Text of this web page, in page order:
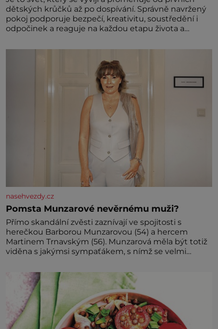
dětských krůčků až po dospívání. Správně navržený
pokoj podporuje bezpečí, kreativitu, soustředění i
odpočinek a reaguje na každou etapu života a
jednoduchost, měkkost a bezpečí, proto by pokoj
nasehvezdy.cz
Pomsta Munzarové nevěrnému muži?
Přímo skandální zvěsti zaznívají ve spojitosti s
herečkou Barborou Munzarovou (54) a hercem
Martinem Trnavským (56). Munzarová měla být totiž
viděna s jakýmsi sympaťákem, s nímž se velmi